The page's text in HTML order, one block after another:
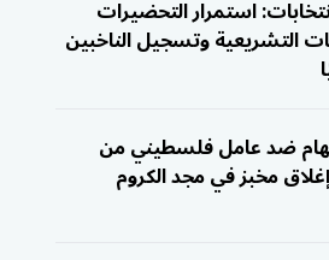
استمرار التحضيرات
التشريعية وتسجيل الناخبين
ضد عامل فلسطيني من
مخبز في مجد الكروم